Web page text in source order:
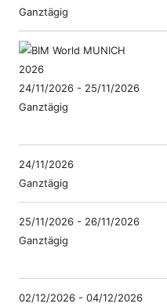
Ganztägig
24/11/2026 - 25/11/2026
Ganztägig
24/11/2026
Ganztägig
25/11/2026 - 26/11/2026
Ganztägig
02/12/2026 - 04/12/2026